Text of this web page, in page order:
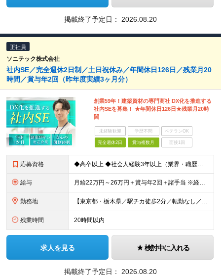
掲載終了予定日： 2026.08.20
正社員
ソニテック株式会社
社内SE／完全週休2日制／土日祝休み／年間休日126日／残業月20
時間／賞与年2回（昨年度実績3ヶ月分）
創業59年！建築資材の専門商社 DX化を推進する
社内SEを募集！ ★年間休日126日★残業月20時
間
未経験歓迎 学歴不問 ベテランOK
完全週休2日 賞与複数月 面接1回
応募資格 ◆高卒以上 ◆社会人経験3年以上（業界・職歴不問） ◆プログラミング経験のある方（言語不問）
給与 月給22万円～26万円＋賞与年2回＋諸手当 ※経験、能力を考慮し、当社規定により優遇します 【固定残業代について】 なし（残業代は、実際の労働時間に応じて別途全額支給）
勤務地 【東京都・栃木県／駅チカ徒歩2分／転勤なし／U・Iターン歓迎】 ＜本社＞ 東京都中央区日本橋本町3-9-4 日幸小津ビル4階 ＜受注センター＞ 栃木県宇都宮市西川田3-8-17 カーサ・ベネフィ
残業時間 20時間以内
求人を見る 検討中に入れる
掲載終了予定日： 2026.08.20